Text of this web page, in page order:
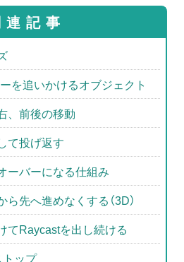
連記事
を追いかけるオブジェクト
、前後の移動
て投げ返す
ーバーになる仕組み
先へ進めなくする（3D）
てRaycastを出し続ける
トップ